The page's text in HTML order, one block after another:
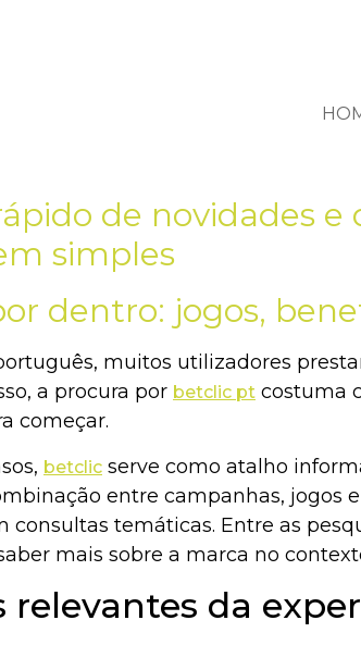
de novidades
simples
dentro: jogos,
muitos utilizadores
a procura por betclic pt costuma
começar.
betclic serve como atalho
entre campanhas, jogos
consultas temáticas. Entre as
mais sobre a marca no
relevantes da